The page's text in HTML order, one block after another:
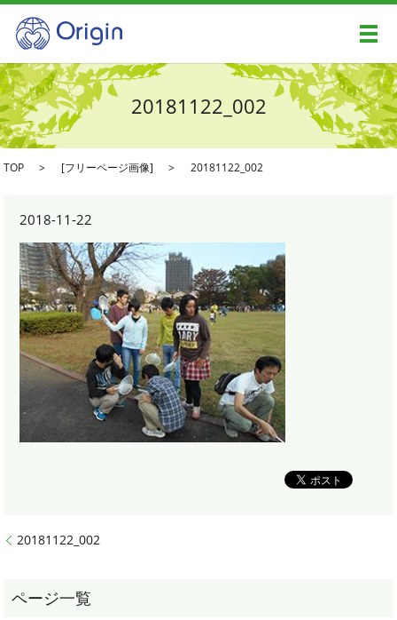
メ
20181122_002
TOP [フリーページ画像] 20181122_002
2018-11-22
20181122_002